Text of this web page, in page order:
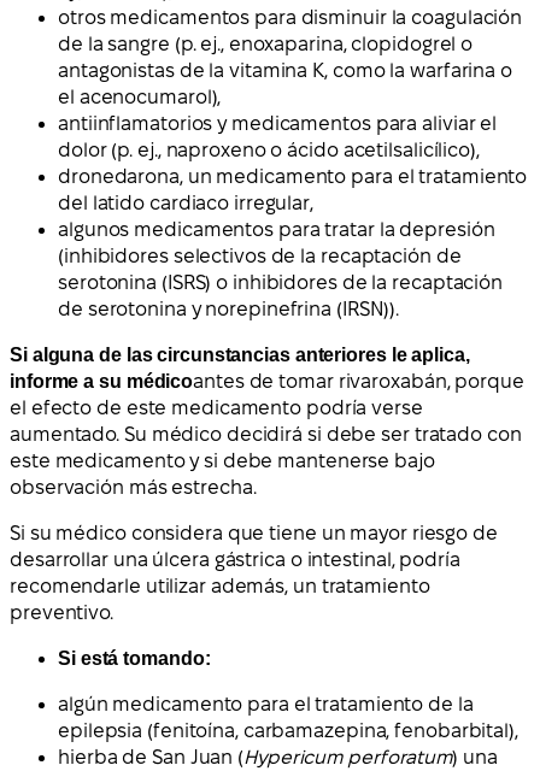
otros medicamentos para disminuir la coagulación
de la sangre (p. ej., enoxaparina, clopidogrel o
antagonistas de la vitamina K, como la warfarina o
el acenocumarol),
antiinflamatorios y medicamentos para aliviar el
dolor (p. ej., naproxeno o ácido acetilsalicílico),
dronedarona, un medicamento para el tratamiento
del latido cardiaco irregular,
algunos medicamentos para tratar la depresión
(inhibidores selectivos de la recaptación de
serotonina (ISRS) o inhibidores de la recaptación
de serotonina y norepinefrina (IRSN)).
Si alguna de las circunstancias anteriores le aplica,
informe a su médicoantes de tomar rivaroxabán, porque
el efecto de este medicamento podría verse
aumentado. Su médico decidirá si debe ser tratado con
este medicamento y si debe mantenerse bajo
observación más estrecha.
Si su médico considera que tiene un mayor riesgo de
desarrollar una úlcera gástrica o intestinal, podría
recomendarle utilizar además, un tratamiento
preventivo.
Si está tomando:
algún medicamento para el tratamiento de la
epilepsia (fenitoína, carbamazepina, fenobarbital),
hierba de San Juan (Hypericum perforatum) una